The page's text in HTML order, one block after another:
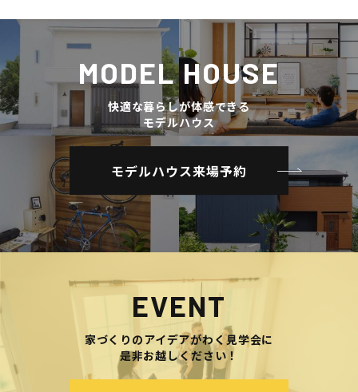
MODEL HOUSE
快適な暮らしが体感できる
モデルハウス
モデルハウス来場予約
EVENT
家づくりのアイデアがわく見学会に
是非お越しください！